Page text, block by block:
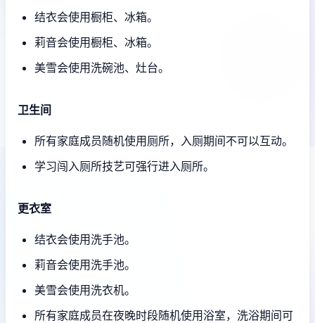
结衣会使用橱柜、冰箱。
莉音会使用橱柜、冰箱。
美雪会使用洗碗池、灶台。
卫生间
所有家庭成员随机使用厕所，入厕期间不可以互动。
学习闯入厕所技艺可强行进入厕所。
更衣室
结衣会使用洗手池。
莉音会使用洗手池。
美雪会使用洗衣机。
所有家庭成员在夜晚时段随机使用浴室，洗浴期间可